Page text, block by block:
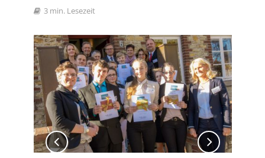
3 min. Lesezeit